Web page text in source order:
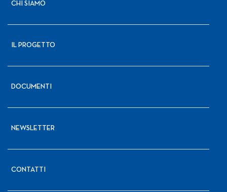
CHI SIAMO
IL PROGETTO
DOCUMENTI
NEWSLETTER
CONTATTI